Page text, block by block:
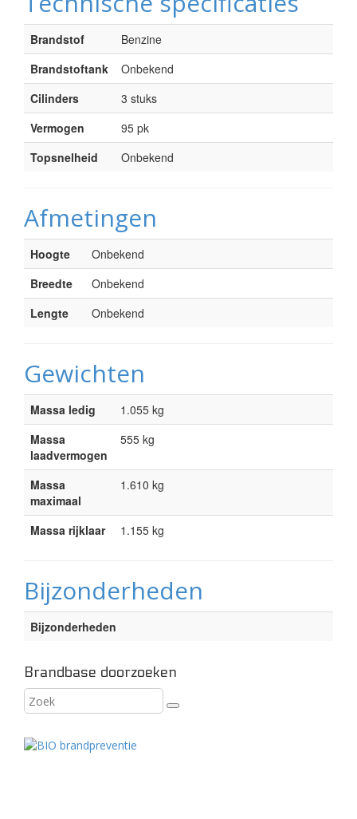
Brandstof
Benzine
Brandstoftank
Onbekend
Cilinders
3 stuks
Vermogen
95 pk
Topsnelheid
Onbekend
Afmetingen
Hoogte
Onbekend
Breedte
Onbekend
Lengte
Onbekend
Gewichten
Massa ledig
1.055 kg
Massa
laadvermogen
555 kg
Massa
maximaal
1.610 kg
Massa rijklaar 1.155 kg
Bijzonderheden
Bijzonderheden
Brandbase doorzoeken